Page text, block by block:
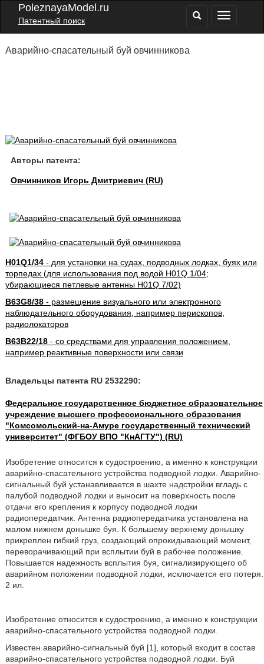
PoleznayaModel.ru
Патентный поиск
Аварийно-спасательный буй овчинникова
Авторы патента:
Овчинников Игорь Дмитриевич (RU)
H01Q1/34- для установки на судах, подводных лодках, буях или
торпедах (для использования под водой H01Q 1/04;
убирающиеся петлевые антенны H01Q 7/02)
B63G8/38- размещение визуального или электронного
наблюдательного оборудования, например перископов,
радиолокаторов
B63B22/18- со средствами для управления положением,
например реактивные поверхности или связи
Владельцы патента RU 2532290:
Федеральное государственное бюджетное образовательное
учреждение высшего профессионального образования
"Комсомольский-на-Амуре государственный технический
университет" (ФГБОУ ВПО "КнАГТУ") (RU)
Изобретение относится к судостроению, а именно к конструкции
аварийно-спасательного устройства подводной лодки. Аварийно-
сигнальный буй устанавливается в шахте надстройки вгладь с
палубой подводной лодки и выносит на поверхность после
отдачи его крепления к корпусу подводной лодки
радиопередатчик. Антенна радиопередатчика установлена на
малом нижнем донышке буя. К большему верхнему донышку
прикреплен гибкий груз, создающий опрокидывающий момент,
переворачивающий при всплытии буй в рабочее положение.
Повышается надежность всплытия буя, сигнализирующего об
аварийном положении подводной лодки, исключается его потеря.
2 ил.
Изобретение относится к судостроению, а именно к конструкции
аварийно-спасательного устройства подводной лодки.
Известен аварийно-сигнальный буй [1], который входит в состав
аварийно-спасательного устройства подводной лодки. Буй